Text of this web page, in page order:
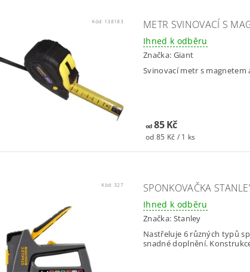
Kód: 138183 METR SVINOVACÍ S
Ihned k odběru
Značka: Giant
Svinovací metr s
od85 Kč
od 85 Kč / 1 ks
Kód: 327 SPONKOVAČKA
Ihned k odběru
Značka: Stanley
Nastřeluje 6 různých typů
snadné doplnění.